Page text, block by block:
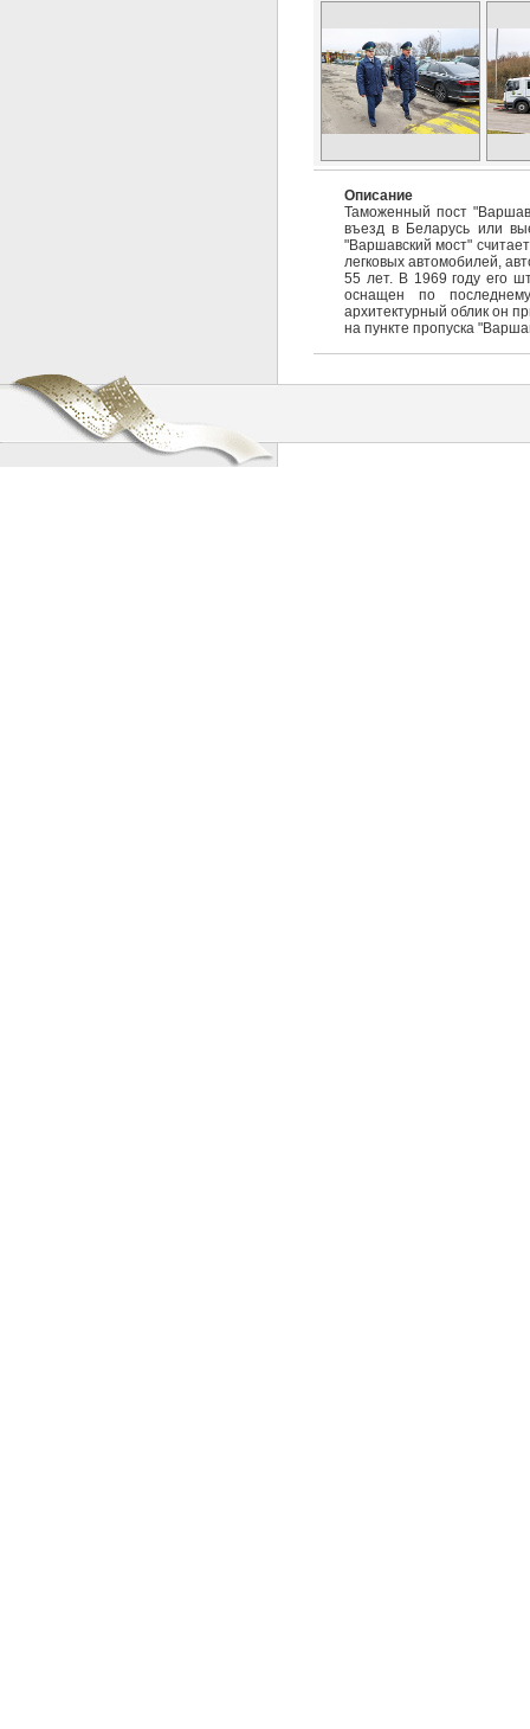
Описание
Таможенный пост
въезд в Беларусь или
"Варшавский мост"
легковых автомобилей,
55 лет. В 1969 году его
оснащен по
архитектурный облик он
на пункте пропуска